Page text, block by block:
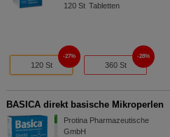
120 St Tabletten
120 St
27%
360 St
28%
BASICA direkt basische Mikroperlen
Protina Pharmazeutische
GmbH